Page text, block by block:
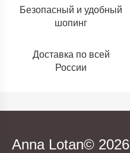
Безопасный и удобный
шопинг
Доставка по всей
России
Anna Lotan© 2026